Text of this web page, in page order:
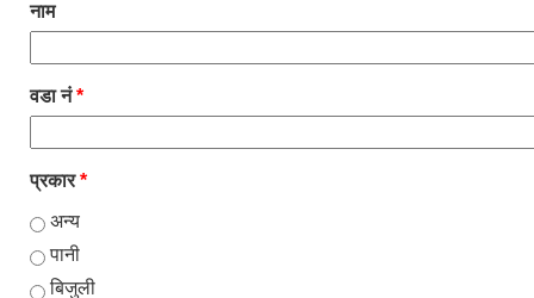
नाम
वडा नं*
प्रकार*
अन्य
पानी
बिजुली